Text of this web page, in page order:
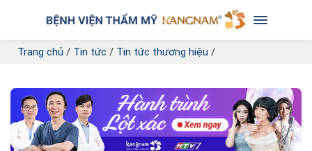
Trang chủ / Tin tức / Tin tức thương hiệu /